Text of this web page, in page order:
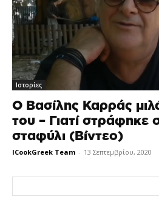
Ιστορίες
Ο Βασίλης Καρράς
του – Γιατί στράφηκε
σταφύλι (Βίντεο)
ICookGreek Team - 13 Σεπτεμβρίου, 2020